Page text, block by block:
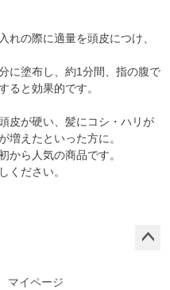
れの際に適量を頭皮につけ、
に塗布し、約1分間、指の腹で
ると効果的です。
皮が硬い、髪にコシ・ハリが
増えたといった方に。
から人気の商品です。
ください。
マイページ